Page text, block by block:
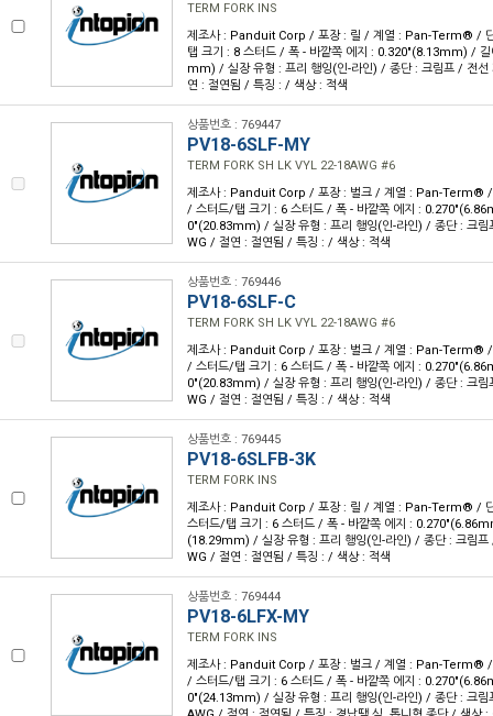
TERM FORK INS
제조사 : Panduit Corp / 포장 : 릴 / 계열 : Pan-Term® /
탭 크기 : 8 스터드 / 폭 - 바깥쪽 에지 : 0.320"(8.13mm) /
mm) / 실장 유형 : 프리 행잉(인-라인) / 종단 : 크림프 / 전
연 : 절연됨 / 특징 : / 색상 : 적색
상품번호 : 769447
PV18-6SLF-MY
TERM FORK SH LK VYL 22-18AWG #6
제조사 : Panduit Corp / 포장 : 벌크 / 계열 : Pan-Term® /
/ 스터드/탭 크기 : 6 스터드 / 폭 - 바깥쪽 에지 :
0"(20.83mm) / 실장 유형 : 프리 행잉(인-라인) / 종단 : 크림
WG / 절연 : 절연됨 / 특징 : / 색상 : 적색
상품번호 : 769446
PV18-6SLF-C
TERM FORK SH LK VYL 22-18AWG #6
제조사 : Panduit Corp / 포장 : 벌크 / 계열 : Pan-Term® /
/ 스터드/탭 크기 : 6 스터드 / 폭 - 바깥쪽 에지 :
0"(20.83mm) / 실장 유형 : 프리 행잉(인-라인) / 종단 : 크림
WG / 절연 : 절연됨 / 특징 : / 색상 : 적색
상품번호 : 769445
PV18-6SLFB-3K
TERM FORK INS
제조사 : Panduit Corp / 포장 : 릴 / 계열 : Pan-Term® /
스터드/탭 크기 : 6 스터드 / 폭 - 바깥쪽 에지 :
(18.29mm) / 실장 유형 : 프리 행잉(인-라인) / 종단 : 크림프
WG / 절연 : 절연됨 / 특징 : / 색상 : 적색
상품번호 : 769444
PV18-6LFX-MY
TERM FORK INS
제조사 : Panduit Corp / 포장 : 벌크 / 계열 : Pan-Term® /
/ 스터드/탭 크기 : 6 스터드 / 폭 - 바깥쪽 에지 :
0"(24.13mm) / 실장 유형 : 프리 행잉(인-라인) / 종단 : 크림